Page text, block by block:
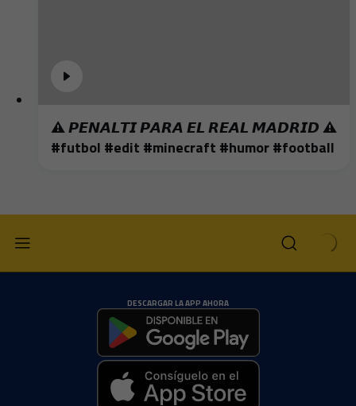
⚠️ 𝙋𝙀𝙉𝘼𝙇𝙏𝙄 𝙋𝘼𝙍𝘼 𝙀𝙇 𝙍𝙀𝘼𝙇 𝙈𝘼𝘿𝙍𝙄𝘿 ⚠️
#futbol #edit #minecraft #humor #football
DESCARGAR LA APP AHORA